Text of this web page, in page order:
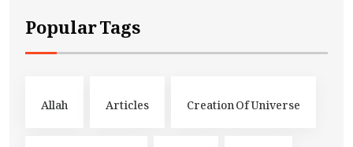
Popular Tags
Allah Articles Creation Of Universe